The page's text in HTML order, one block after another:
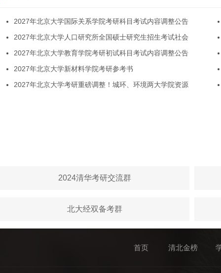
2027年北京大学国际关系学院考研科目考试内容调整公告
2027年北京大学人口研究所全国硕士研究生招生考试社会
2027年北京大学教育学院考研初试科目考试内容调整公告
2027年北京大学新材料学院考研参考书
2027年北京大学考研重磅调整！城环、环境两大学院资源
2024清华考研交流群
北大经双备考群
首页 清北金榜